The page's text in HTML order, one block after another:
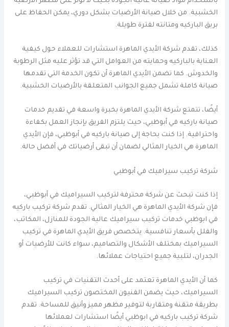
الخشبية. من خلال صيانة الأرضيات بشكل دوري، يمكن الحفاظ على
بريق الباركيه ومتانته لفترة طويلة.
كذلك، تقدم شركة الأيدي الماهرة استشارات للعملاء حول كيفية
العناية بالباركيه وحمايته من العوامل التي قد تؤثر عليه مثل الرطوبة
والخدوش. كما تضمن الأيدي الماهرة أن تكون الخدمة التي تقدمها
صيانة كاملة تشمل جميع الجوانب المتعلقة بالأرضيات الخشبية.
أيضًا، تتمتع شركة الأيدي الماهرة بخبرة واسعة في تقديم خدمات
صيانة باركيه في أبوظبي، حيث يلتزم الفريق بإنجاز العمل بكفاءة
واحترافية. إذا كنت بحاجة إلى صيانة باركيه في أبوظبي، فإن الأيدي
الماهرة هي الخيار المثالي لضمان أن تبقى أرضياتك في أفضل حالة.
شركة تركيب سيراميك في أبوظبي
إذا كنت تبحث عن شركة محترفة لتركيب السيراميك في أبوظبي،
فإن شركة الأيدي الماهرة هي الخيار المثالي. تقدم شركة تركيب باركيه
في ابوظبي خدمات تركيب سيراميك عالية الجودة للمنازل، المكاتب،
والفلل بأسعار تنافسية. يتخصص فريق الأيدي الماهرة في تركيب
السيراميك بمختلف الأشكال والتصاميم، سواء كانت للأرضيات أو
الجدران، لتلبية جميع احتياجات عملائها.
كما أن الأيدي الماهرة تعتمد على أحدث التقنيات في تركيب
السيراميك، حيث يضمن الفنيون المختصون تركيب السيراميك
بطريقة متقنة ومتقاربة لتوفير مظهر مميز وأنيق للمساحة. تقدم
شركة تركيب باركيه في ابوظبي أيضًا استشارات لعملائها